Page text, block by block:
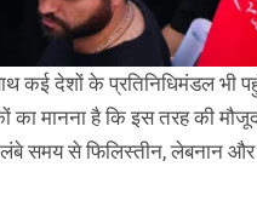
देशों के प्रतिनिधिमंडल भी
मानना है कि इस तरह की
समय से फिलिस्तीन, लेबनान